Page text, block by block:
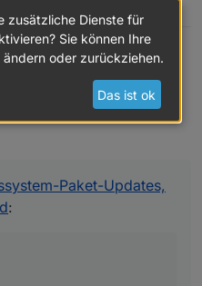
Paket-Updates,
doch zum gleichen
dazu dass Rechte vergeben
root darf.
User zwar root Rechte,
17:40
Paket-Updates,
Paket-Updates,
:
zusätzliche Dienste für
Sie können Ihre
oder zurückziehen.
Das ist ok